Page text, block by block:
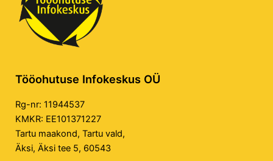
Tööohutuse Infokeskus OÜ
Rg-nr: 11944537
KMKR: EE101371227
Tartu maakond, Tartu vald,
Äksi, Äksi tee 5, 60543